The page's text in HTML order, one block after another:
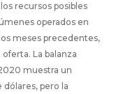
recursos posibles
operados en
meses precedentes,
La balanza
muestra un
dólares, pero la